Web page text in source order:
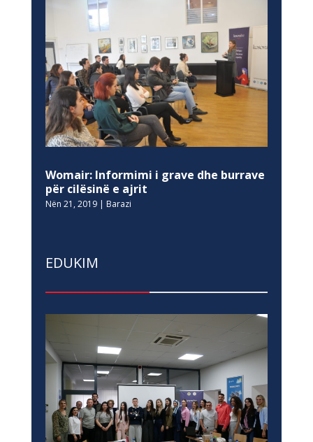
Womair: Informimi i grave dhe burrave
për cilësinë e ajrit
Nën 21, 2019| Barazi
EDUKIM